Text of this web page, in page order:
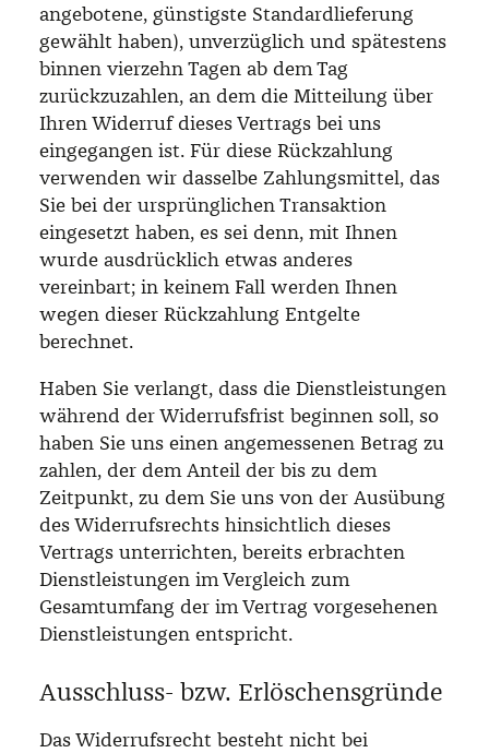
angebotene, günstigste Standardlieferung
gewählt haben), unverzüglich und spätestens
binnen vierzehn Tagen ab dem Tag
zurückzuzahlen, an dem die Mitteilung über
Ihren Widerruf dieses Vertrags bei uns
eingegangen ist. Für diese Rückzahlung
verwenden wir dasselbe Zahlungsmittel, das
Sie bei der ursprünglichen Transaktion
eingesetzt haben, es sei denn, mit Ihnen
wurde ausdrücklich etwas anderes
vereinbart; in keinem Fall werden Ihnen
wegen dieser Rückzahlung Entgelte
berechnet.
Haben Sie verlangt, dass die Dienstleistungen
während der Widerrufsfrist beginnen soll, so
haben Sie uns einen angemessenen Betrag zu
zahlen, der dem Anteil der bis zu dem
Zeitpunkt, zu dem Sie uns von der Ausübung
des Widerrufsrechts hinsichtlich dieses
Vertrags unterrichten, bereits erbrachten
Dienstleistungen im Vergleich zum
Gesamtumfang der im Vertrag vorgesehenen
Dienstleistungen entspricht.
Ausschluss- bzw. Erlöschensgründe
Das Widerrufsrecht besteht nicht bei